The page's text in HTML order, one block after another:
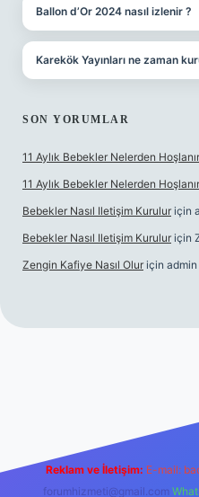
Ballon d’Or 2024 nasıl izlenir ?
Karekök Yayınları ne zaman
SON YORUMLAR
11 Aylık Bebekler Nelerden Hoşlanır
11 Aylık Bebekler Nelerden Hoşlanır
Bebekler Nasıl Iletişim Kurulur için
Bebekler Nasıl Iletişim Kurulur için
Zengin Kafiye Nasıl Olur için admin
Reklam ve İletişim: E-mail:
forumhizmeti@gmail.com